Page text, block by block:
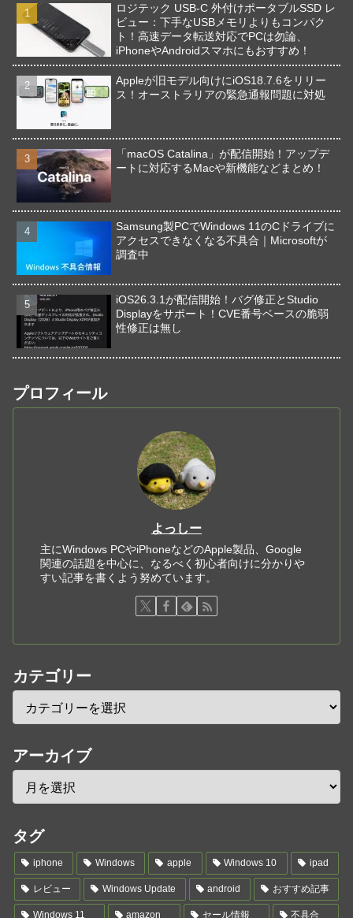
ロジテック USB-C 外付けポータブルSSD レ
ビュー：下手なUSBメモリよりもコンパク
ト！高速データ転送対応でPCは勿論、
iPhoneやAndroidスマホにもおすすめ！
Appleが旧モデル向けにiOS18.7.6をリリー
ス！オーストラリアの緊急通報問題に対処
「macOS Catalina」が配信開始！アップデ
ートに対応するMacや新機能などまとめ！
Samsung製PCでWindows 11のCドライブに
アクセスできなくなる不具合｜Microsoftが
調査中
iOS26.3.1が配信開始！バグ修正とStudio
Displayをサポート！CVE番号ベースの脆弱
性修正は無し
プロフィール
よっしー
主にWindows PCやiPhoneなどのApple製品、Google
関連の話題を中心に、なるべく初心者向けに分かりや
すい記事を書くよう努めています。
カテゴリー
アーカイブ
タグ
iphone Windows apple Windows 10 ipad
レビュー Windows Update android おすすめ記事
Windows 11 amazon セール情報 不具合